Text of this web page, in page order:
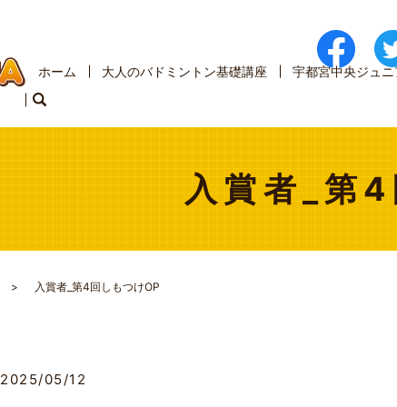
ホーム 大人のバドミントン基礎講座 宇都宮中央ジュニ
入賞者_第
入賞者_第4回しもつけOP
2025/05/12